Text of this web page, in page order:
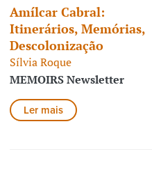
Amílcar Cabral:
Itinerários, Memórias,
Descolonização
Sílvia Roque
MEMOIRS Newsletter
Ler mais